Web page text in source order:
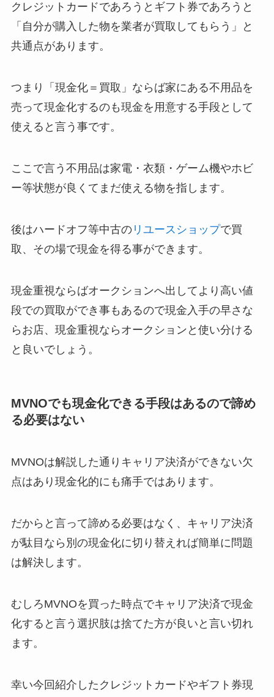
クレジットカードであろうとギフト券であろうと
「自分が購入した物を業者が買取してもらう」と
共通点があります。
つまり「現金化＝買取」ならば家にある不用品を
売って現金化するのも現金を用意する手段として
使えると言う事です。
ここで言う不用品は家電・衣類・ゲーム機やホビ
ー等状態が良くてまだ使える物を指します。
後はハードオフ等中古のリユースショップで買
取、その場で現金を得る事ができます。
現金重視ならばオークションへ出してより高い値
段での買取ができ事もあるので現金入手の早さな
らお店、現金重視ならオークションと使い分ける
と良いでしょう。
MVNOでも現金化できる手段はあるので諦め
る必要はない
MVNOは解説した通りキャリア決済ができない欠
点はあり現金化的にも痛手ではあります。
だからと言って諦める必要はなく、キャリア決済
が駄目なら別の現金化に切り替えれば簡単に問題
は解決します。
むしろMVNOを買った時点でキャリア決済で現金
化すると言う選択肢は捨てた方が良いと言い切れ
ます。
幸い今回紹介したクレジットカードやギフト券現